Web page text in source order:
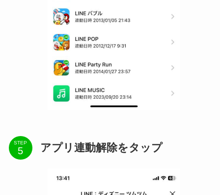
STEP アプリ連動解除をタップ